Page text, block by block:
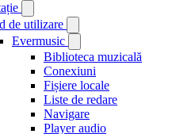
de utilizare
Evermusic
Biblioteca muzicală
Conexiuni
Fișiere locale
Liste de redare
Navigare
Player audio